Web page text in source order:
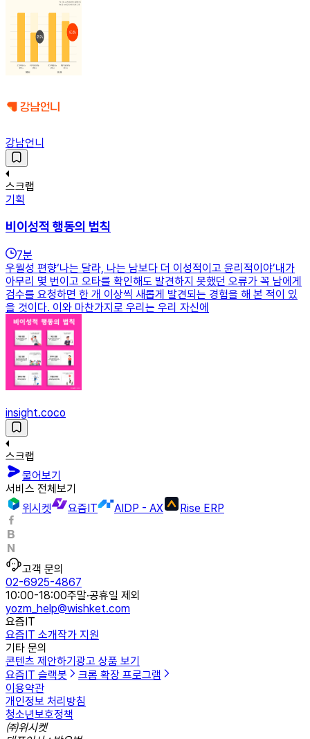
강남언니
스크랩
기획
비이성적 행동의 법칙
7분
우월성 편향‘나는 달라, 나는 남보다 더 이성적이고 윤리적이야’내가
아무리 몇 번이고 오타를 확인해도 발견하지 못했던 오류가 꼭 남에게
검수를 요청하면 한 개 이상씩 새롭게 발견되는 경험을 해 본 적이 있
을 것이다. 이와 마찬가지로 우리는 우리 자신에
insight.coco
스크랩
물어보기
서비스 전체보기
위시켓
요즘IT AIDP - AX Rise ERP
고객 문의
02-6925-4867
10:00-18:00주말·공휴일 제외
yozm_help@wishket.com
요즘IT
요즘IT 소개작가 지원
기타 문의
콘텐츠 제안하기 광고 상품 보기
요즘IT 슬랙봇
크롬 확장 프로그램
이용약관
개인정보 처리방침
청소년보호정책
㈜위시켓